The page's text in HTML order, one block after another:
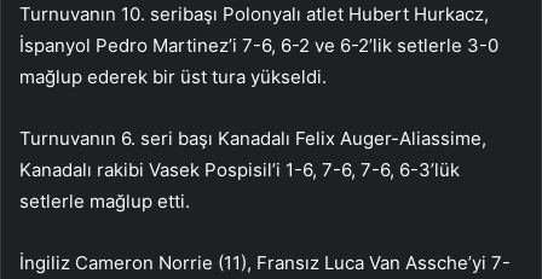
Turnuvanın 10. seribaşı Polonyalı atlet Hubert Hurkacz,
İspanyol Pedro Martinez’i 7-6, 6-2 ve 6-2’lik setlerle 3-0
mağlup ederek bir üst tura yükseldi.
Turnuvanın 6. seri başı Kanadalı Felix Auger-Aliassime,
Kanadalı rakibi Vasek Pospisil’i 1-6, 7-6, 7-6, 6-3’lük
setlerle mağlup etti.
İngiliz Cameron Norrie (11), Fransız Luca Van Assche’yi 7-